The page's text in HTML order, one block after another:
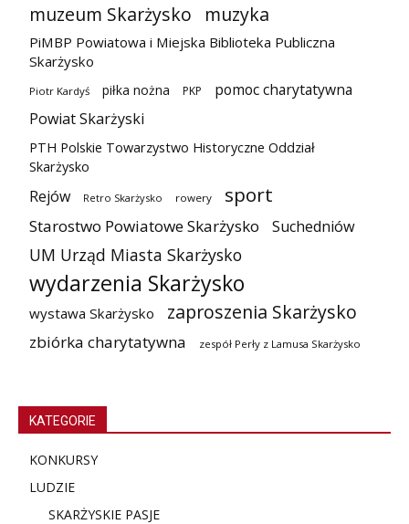
muzeum Skarżysko
muzyka
PiMBP Powiatowa i Miejska Biblioteka Publiczna
Skarżysko
Piotr Kardyś piłka nożna PKP
pomoc charytatywna
Powiat Skarżyski
PTH Polskie Towarzystwo Historyczne Oddział
Skarżysko
Rejów Retro Skarżysko rowery sport
Starostwo Powiatowe Skarżysko Suchedniów
UM Urząd Miasta Skarżysko
wydarzenia Skarżysko
wystawa Skarżysko zaproszenia Skarżysko
zbiórka charytatywna zespół Perły z Lamusa Skarżysko
KATEGORIE
KONKURSY
LUDZIE
SKARŻYSKIE PASJE